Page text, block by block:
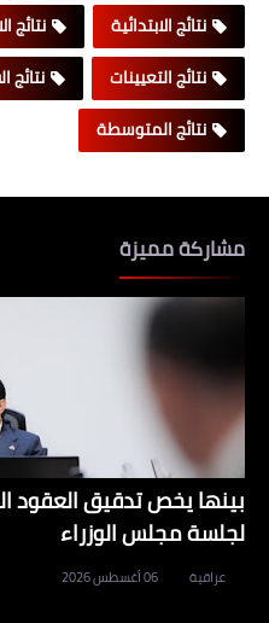
نتائج الابتدائية
نتائج
نتائج التعيينات
نتائج
نتائج المتوسطة
مشاركة مميزة
بينها يخص تدقيق العقود
لجلسة مجلس الوزراء
عراقية 06 أغسطس 2026